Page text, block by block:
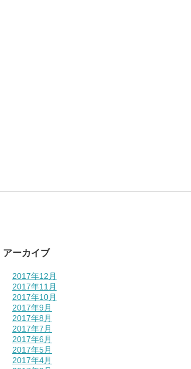
アーカイブ
2017年12月
2017年11月
2017年10月
2017年9月
2017年8月
2017年7月
2017年6月
2017年5月
2017年4月